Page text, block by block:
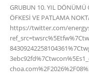
GRUBUN 10. YIL DÖNÜMÜ
ÖFKESİ VE PATLAMA
https://twitter.com/